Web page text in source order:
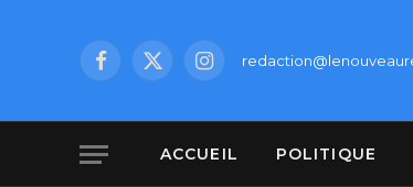
Facebook
X
Instagram
ACCUEIL POLITIQUE